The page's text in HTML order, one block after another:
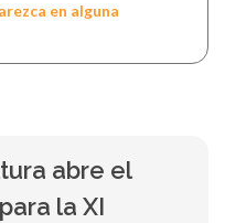
en alguna
abre el
la XI